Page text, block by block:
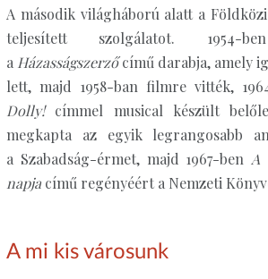
A második világháború alatt a
teljesített szolgálatot. 1954-
a Házasságszerzőcímű darabja, amely
lett, majd 1958-ban filmre vitték,
Dolly! címmel musical készült
megkapta az egyik legrangosabb
a Szabadság-érmet, majd 1967-ben A
napja című regényéért a Nemzeti
A mi kis városunk